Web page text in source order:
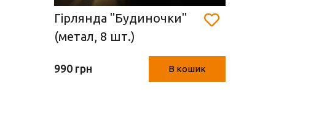
Гірлянда "Будиночки"
(метал, 8 шт.)
990 грн В кошик